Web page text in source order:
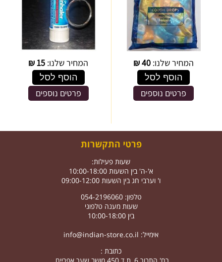
המחיר שלנו: 40
₪
הוסף לסל
פרטים נוספים
המחיר שלנו: 15
₪
הוסף לסל
פרטים נוספים
פרטי התקשרות
שעות פעילות:
א'-ה' בין השעות 10:00-18:00
ו' וערבי חג בין השעות 09:00-12:00
טלפון: 054-2196060
שעות מענה טלפוני
בין 10:00-18:00
אימייל: info@indian-store.co.il
כתובת :